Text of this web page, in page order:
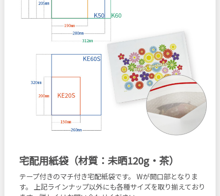
宅配用紙袋（材質：未晒120g・茶）
テープ付きのマチ付き宅配紙袋です。 Wが開口部となりま
す。
上記ラインナップ以外にも各種サイズを取り揃えており